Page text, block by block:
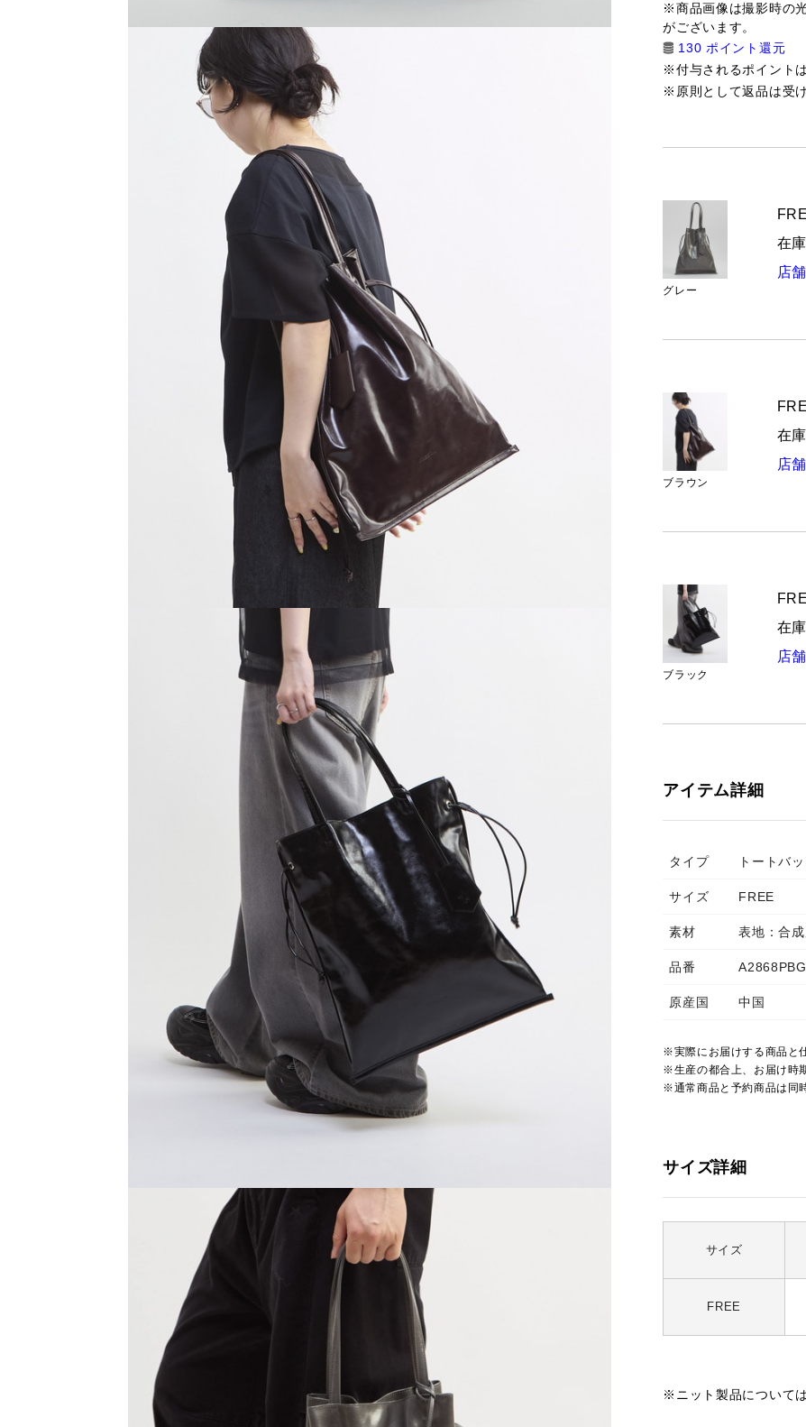
※商品画像は撮影時の
がございます。
130 ポイント還元
※付与されるポイント
※原則として返品は受
グレー
在
店
ブラウン
在
店
ブラック
在
店
アイテム詳細
タイプ トートバ
サイズ FREE
素材 表地：合
品番
原産国 中国
※実際にお届けする商品と
※生産の都合上、お届け時
※通常商品と予約商品は同
サイズ詳細
サイズ
FREE
※ニット製品について